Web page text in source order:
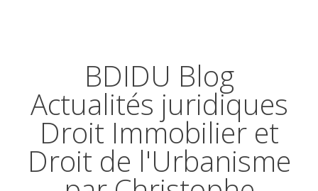
BDIDU Blog
Actualités juridiques
Droit Immobilier et
Droit de l'Urbanisme